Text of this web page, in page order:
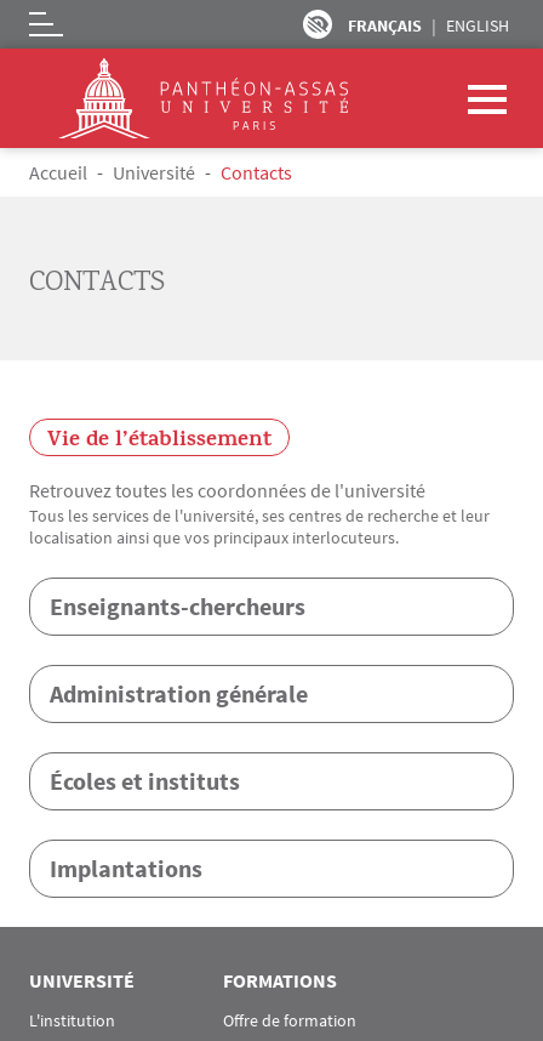
Aller au contenu principal
FRANÇAIS ENGLISH
Logo
Fil d'Ariane
Accueil Université Contacts
CONTACTS
Vie de l’établissement
Retrouvez toutes les coordonnées de l'université
Texte
Tous les services de l'université, ses centres de recherche et leur
localisation ainsi que vos principaux interlocuteurs.
Menu Assas
Enseignants-chercheurs
Administration générale
Écoles et instituts
Implantations
UNIVERSITÉ
L'institution
FORMATIONS
Offre de formation